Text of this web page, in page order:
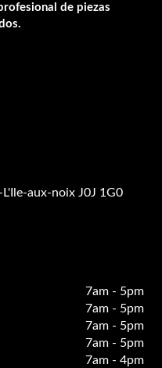
de piezas
aux-noix J0J 1G0
7am - 5pm
7am - 5pm
7am - 5pm
7am - 5pm
7am - 4pm